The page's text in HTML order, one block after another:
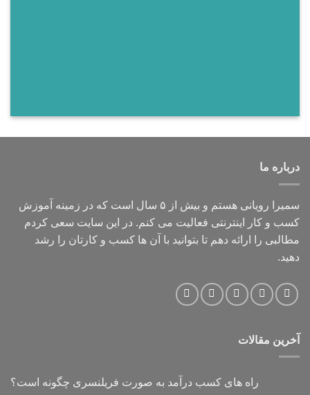
درباره ما
سمیرا رویانی هستم و بیش از ۵ سال است که در زمینه آموزش
کسب و کار اینترنتی فعالیت می کنم. در این سایت سعی کردم
مطالبی را ارائه دهم تا بتوانید با آن ها کسب و کارتان را رشد
دهید.
آخرین مقالات
راه های کسب درآمد به صورت فریلنسری چگونه است؟